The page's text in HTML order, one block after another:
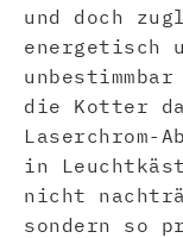
und doch
energetisch
die Kotter
Laserchrom-
in
nicht
sondern so